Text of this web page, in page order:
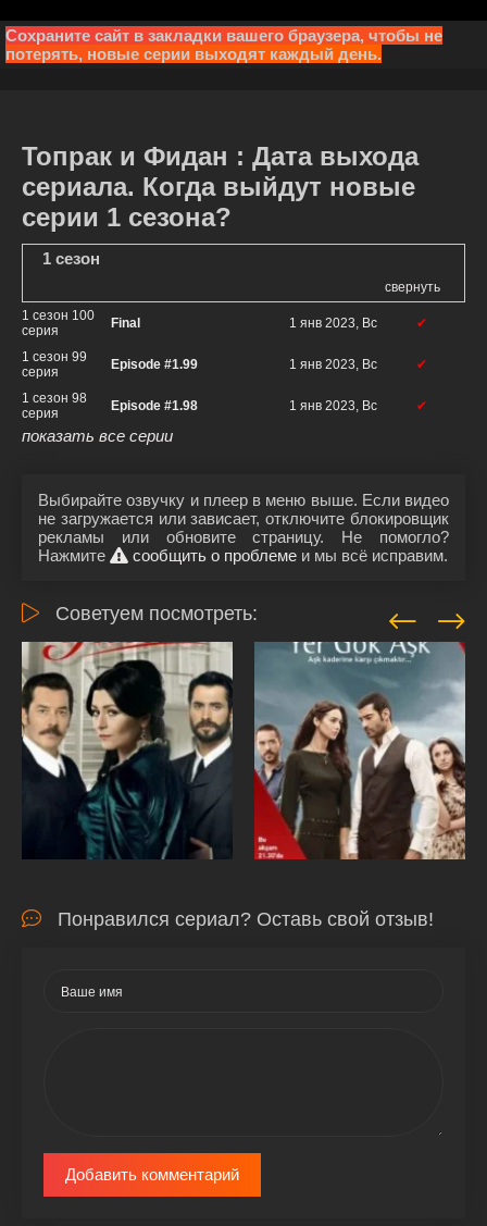
Сохраните сайт в закладки вашего браузера, чтобы не
потерять, новые серии выходят каждый день.
Топрак и Фидан : Дата выхода
сериала. Когда выйдут новые
серии 1 сезона?
1 сезон
свернуть
1 сезон 100
серия
Final 1 янв 2023, Вс ✔
1 сезон 99
серия
Episode #1.99 1 янв 2023, Вс ✔
1 сезон 98
серия
Episode #1.98 1 янв 2023, Вс ✔
показать все серии
Выбирайте озвучку и плеер в меню выше. Если видео
не загружается или зависает, отключите блокировщик
рекламы или обновите страницу. Не помогло?
Нажмите
сообщить о проблеме и мы всё исправим.
Советуем посмотреть:
Понравился сериал? Оставь свой отзыв!
Добавить комментарий